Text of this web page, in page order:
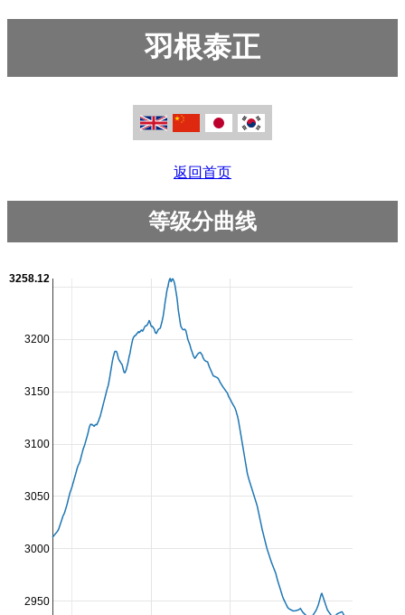
羽根泰正
返回首页
等级分曲线
2950
3000
3050
3100
3150
3200
3258.12